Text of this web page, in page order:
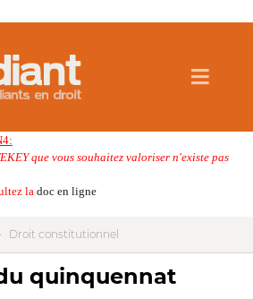
que vous souhaitez valoriser n'existe pas
la doc en ligne
Droit constitutionnel
quinquennat